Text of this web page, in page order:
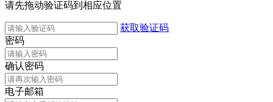
请先拖动验证码到相应位置
获取验证码
密码
确认密码
电子邮箱